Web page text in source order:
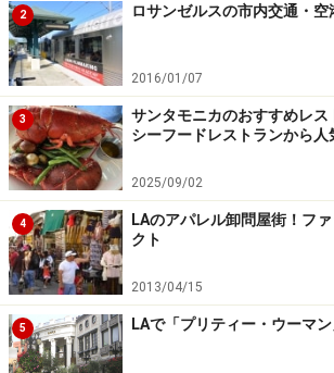
2 ロサンゼルスの市内交通・
2016/01/07
3
サンタモニカのおすすめレ
シーフードレストランから人
2025/09/02
4
LAのアパレル卸問屋街！フ
クト
2013/04/15
5 LAで「プリティー・ウーマ